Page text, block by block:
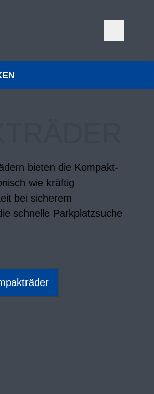
bieten die Kompakt-
wie kräftig
bei sicherem
schnelle Parkplatzsuche